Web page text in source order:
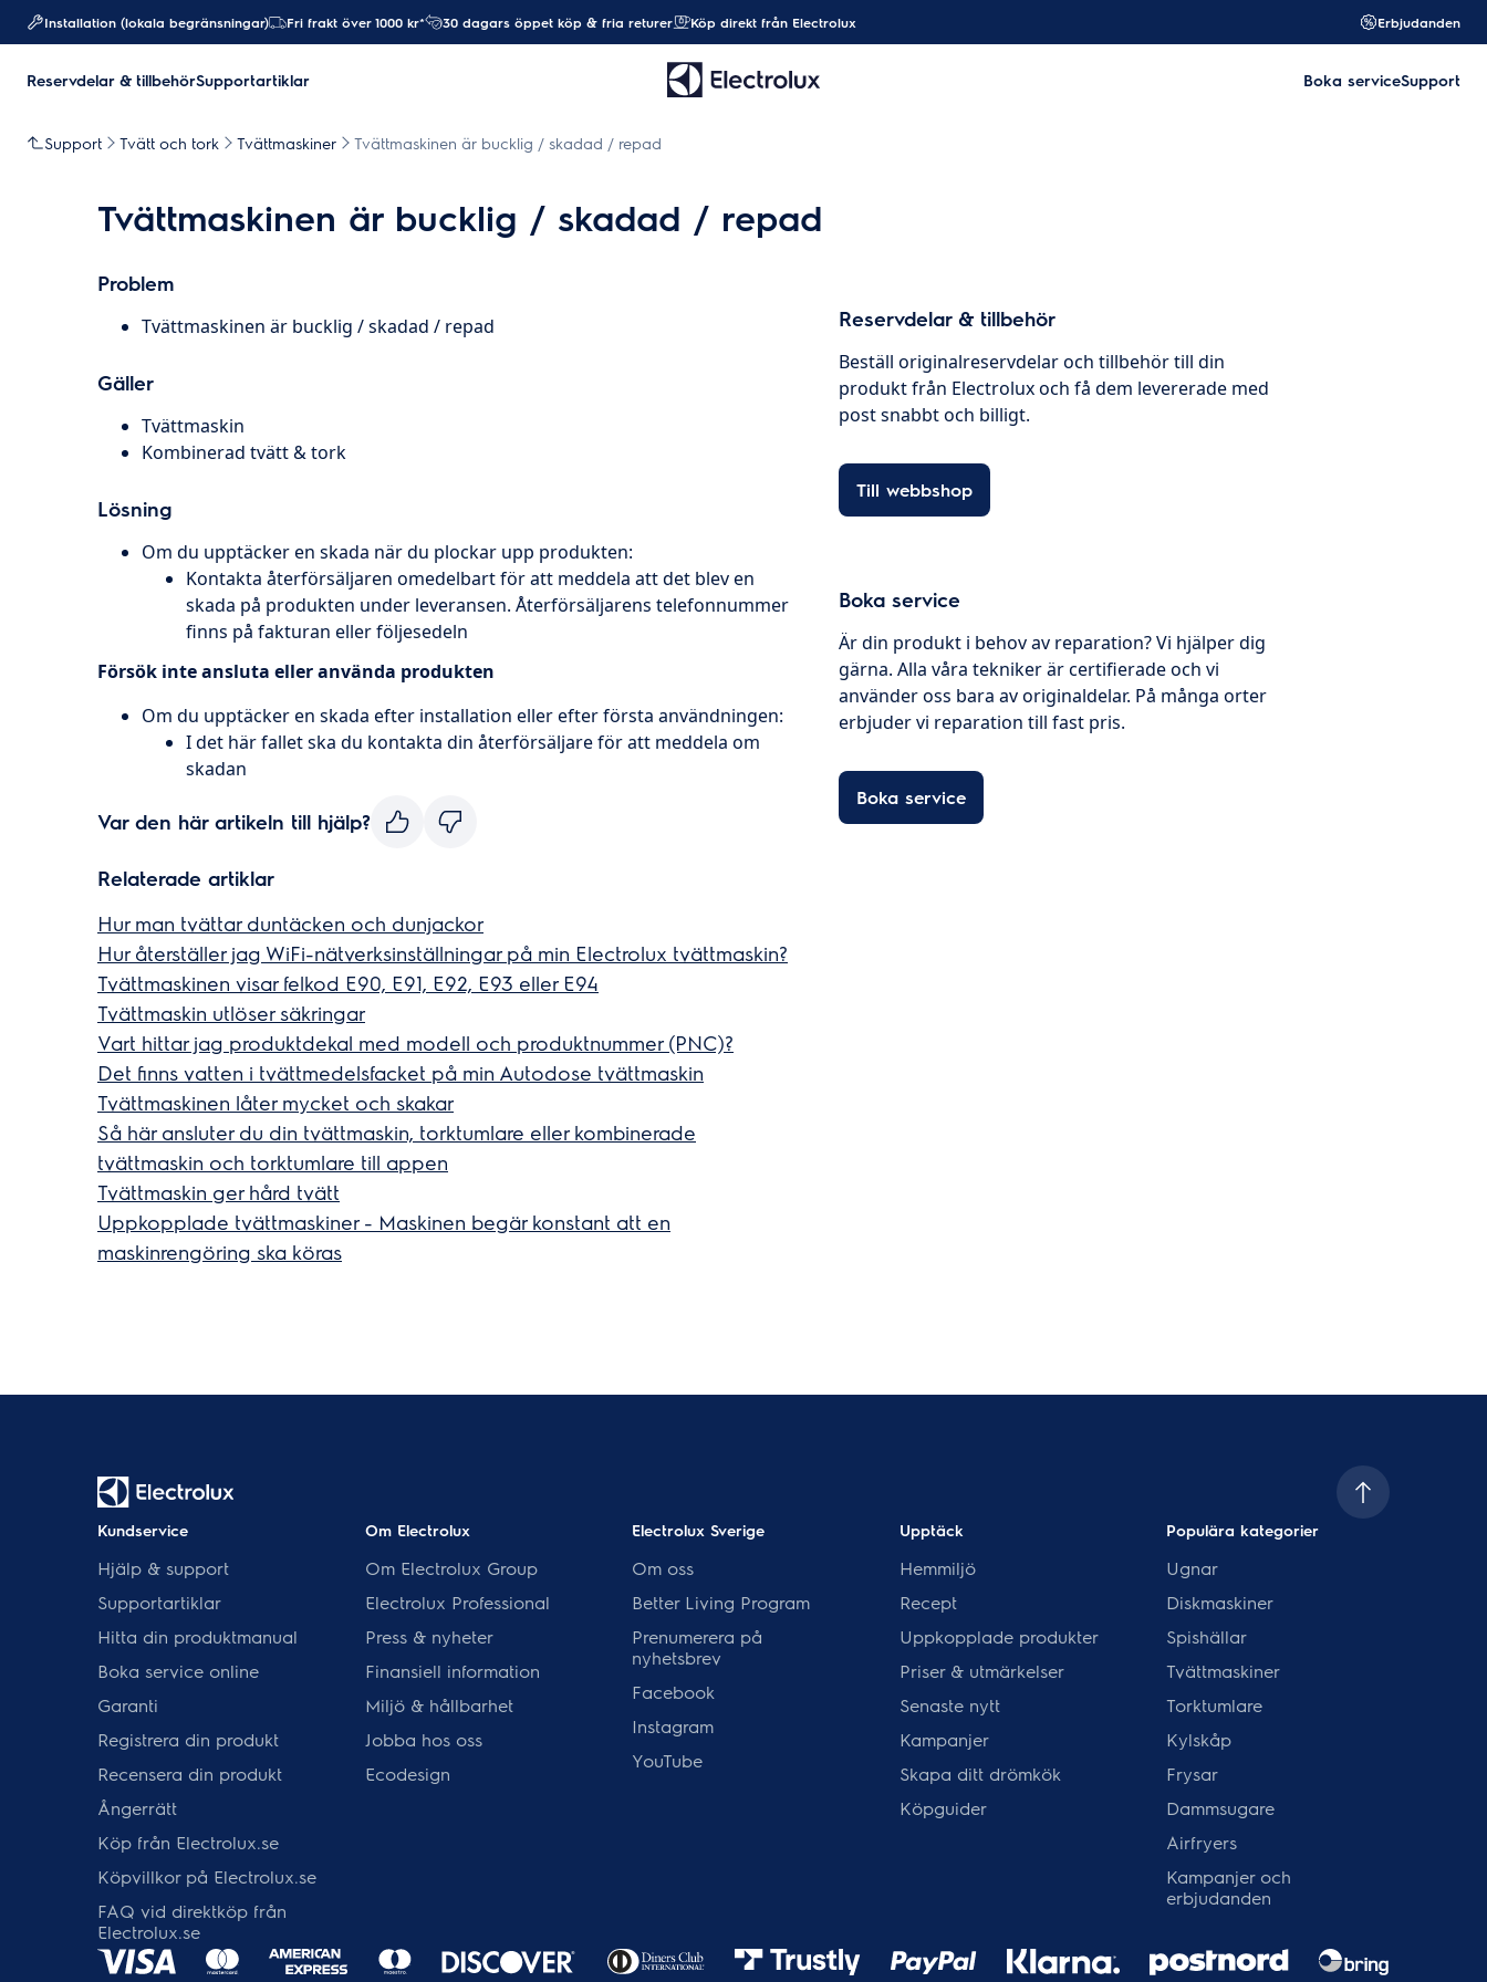
Installation (lokala begränsningar) Fri frakt över 1000 kr* 30 dagars öppet köp & fria returer Köp direkt från Electrolux Erbjudanden
Reservdelar & tillbehörSupportartiklar Boka serviceSupport
Support Tvätt och tork Tvättmaskiner Tvättmaskinen är bucklig / skadad / repad
Tvättmaskinen är bucklig / skadad / repad
Problem
Tvättmaskinen är bucklig / skadad / repad
Gäller
Tvättmaskin
Kombinerad tvätt & tork
Lösning
Om du upptäcker en skada när du plockar upp produkten:
Kontakta återförsäljaren omedelbart för att meddela att det blev en
skada på produkten under leveransen. Återförsäljarens telefonnummer
finns på fakturan eller följesedeln
Försök inte ansluta eller använda produkten
Om du upptäcker en skada efter installation eller efter första användningen:
I det här fallet ska du kontakta din återförsäljare för att meddela om
skadan
Var den här artikeln till hjälp?
Relaterade artiklar
Hur man tvättar duntäcken och dunjackor
Hur återställer jag WiFi-nätverksinställningar på min Electrolux tvättmaskin?
Tvättmaskinen visar felkod E90, E91, E92, E93 eller E94
Tvättmaskin utlöser säkringar
Vart hittar jag produktdekal med modell och produktnummer (PNC)?
Det finns vatten i tvättmedelsfacket på min Autodose tvättmaskin
Tvättmaskinen låter mycket och skakar
Så här ansluter du din tvättmaskin, torktumlare eller kombinerade
tvättmaskin och torktumlare till appen
Tvättmaskin ger hård tvätt
Uppkopplade tvättmaskiner - Maskinen begär konstant att en
maskinrengöring ska köras
Reservdelar & tillbehör
Beställ originalreservdelar och tillbehör till din
produkt från Electrolux och få dem levererade med
post snabbt och billigt.
Till webbshop
Boka service
Är din produkt i behov av reparation? Vi hjälper dig
gärna. Alla våra tekniker är certifierade och vi
använder oss bara av originaldelar. På många orter
erbjuder vi reparation till fast pris.
Boka service
Kundservice
Hjälp & support
Supportartiklar
Hitta din produktmanual
Boka service online
Garanti
Registrera din produkt
Recensera din produkt
Ångerrätt
Köp från Electrolux.se
Köpvillkor på Electrolux.se
FAQ vid direktköp från
Electrolux.se
Om Electrolux
Om Electrolux Group
Electrolux Professional
Press & nyheter
Finansiell information
Miljö & hållbarhet
Jobba hos oss
Ecodesign
Electrolux Sverige
Om oss
Better Living Program
Prenumerera på
nyhetsbrev
Facebook
Instagram
YouTube
Upptäck
Hemmiljö
Recept
Uppkopplade produkter
Priser & utmärkelser
Senaste nytt
Kampanjer
Skapa ditt drömkök
Köpguider
Populära kategorier
Ugnar
Diskmaskiner
Spishällar
Tvättmaskiner
Torktumlare
Kylskåp
Frysar
Dammsugare
Airfryers
Kampanjer och
erbjudanden